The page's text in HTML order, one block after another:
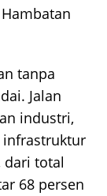
tanpa
Jalan
industri,
infrastruktur
dari total
68 persen